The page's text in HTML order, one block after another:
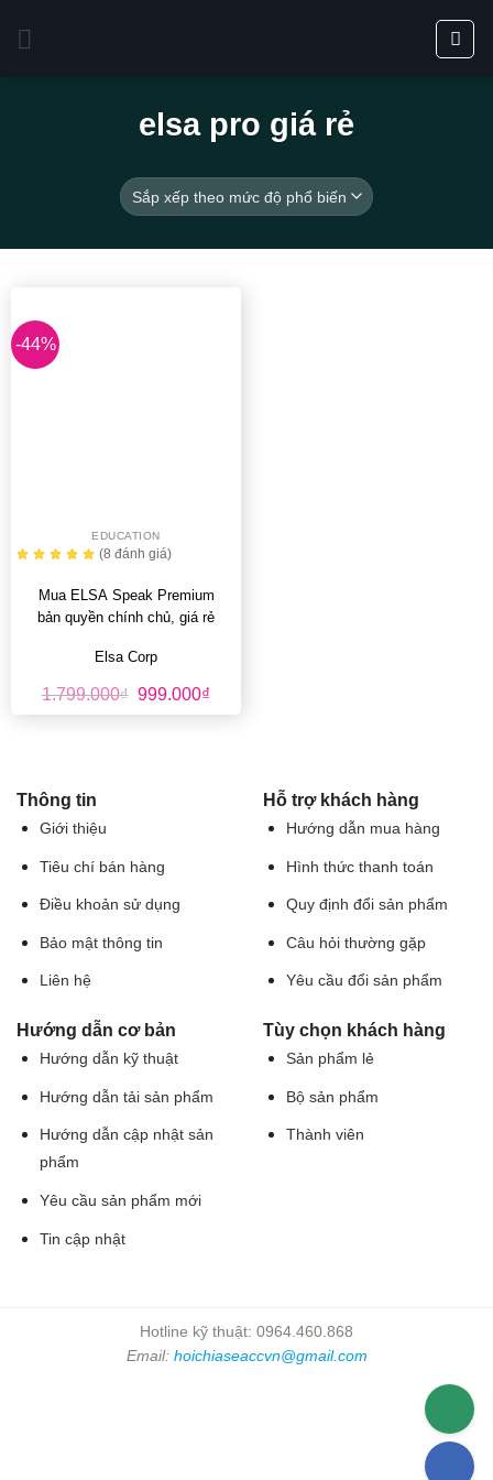
elsa pro giá rẻ
-44%
EDUCATION
(8 đánh giá)
Mua ELSA Speak Premium
bản quyền chính chủ, giá rẻ
Elsa Corp
1.799.000₫ 999.000₫
Thông tin
Giới thiệu
Tiêu chí bán hàng
Điều khoản sử dụng
Bảo mật thông tin
Liên hệ
Hỗ trợ khách hàng
Hướng dẫn mua hàng
Hình thức thanh toán
Quy định đổi sản phẩm
Câu hỏi thường gặp
Yêu cầu đổi sản phẩm
Hướng dẫn cơ bản
Hướng dẫn kỹ thuật
Hướng dẫn tải sản phẩm
Hướng dẫn cập nhật sản
phẩm
Yêu cầu sản phẩm mới
Tin cập nhật
Tùy chọn khách hàng
Sản phẩm lẻ
Bộ sản phẩm
Thành viên
Hotline kỹ thuật: 0964.460.868
Email: hoichiaseaccvn@gmail.com